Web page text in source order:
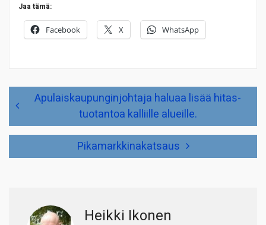
Jaa tämä:
Facebook X WhatsApp
Artikkelien
selaus Apulaiskaupunginjohtaja haluaa lisää hitas-
tuotantoa kalliille alueille.
Pikamarkkinakatsaus
Heikki Ikonen